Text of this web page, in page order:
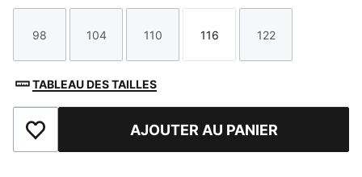
Taille
98
Taille
104
Taille
110
Taille
116
Taille
122
TABLEAU DES TAILLES
Ajouter aux favorisAJOUTER AU PANIER